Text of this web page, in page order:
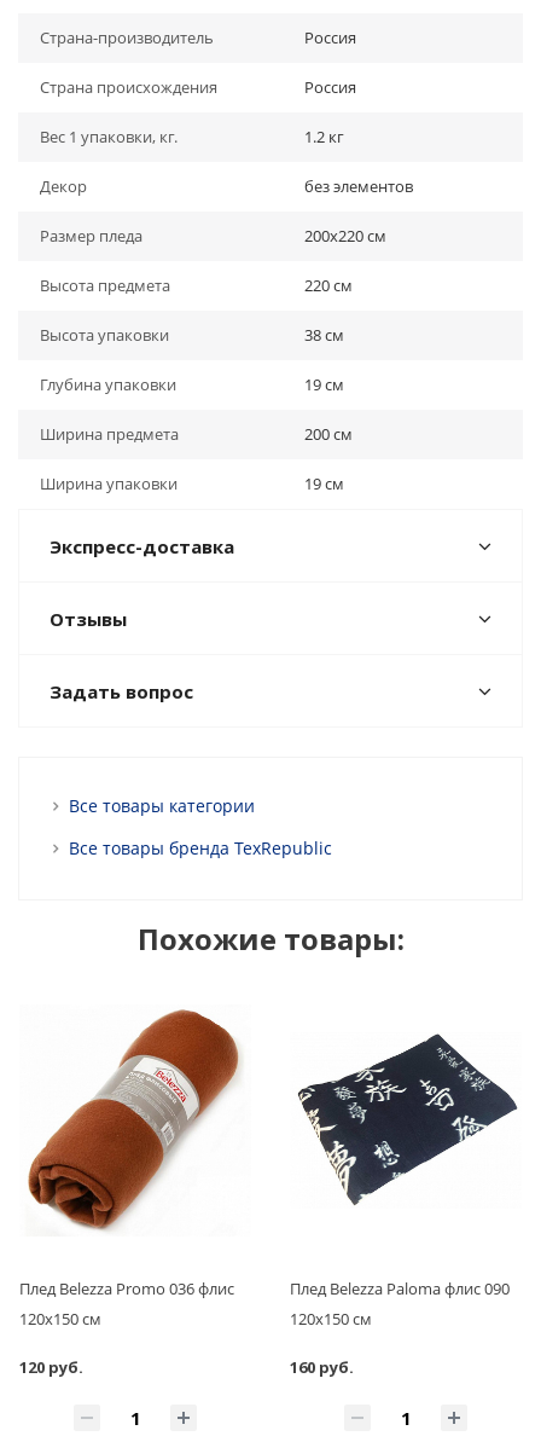
Страна-производитель Россия
Страна происхождения Россия
Вес 1 упаковки, кг. 1.2 кг
Декор без элементов
Размер пледа 200х220 см
Высота предмета 220 см
Высота упаковки 38 см
Глубина упаковки 19 см
Ширина предмета 200 см
Ширина упаковки 19 см
Экспресс-доставка
Отзывы
Задать вопрос
Все товары категории
Все товары бренда TexRepublic
Похожие товары:
Плед Belezza Promo 036 флис
120х150 см
120 руб.
Плед Belezza Paloma флис 090
120х150 см
160 руб.